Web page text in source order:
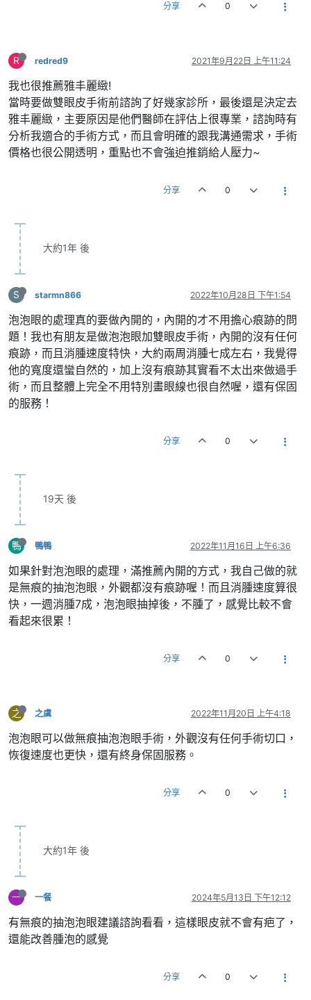
分享 0
R redred9 2021年9月22日 上午11:24
我也很推薦雅丰麗緻!
當時要做雙眼皮手術前諮詢了好幾家診所，最後還是決定去
雅丰麗緻，主要原因是他們醫師在評估上很專業，諮詢時有
分析我適合的手術方式，而且會明確的跟我溝通需求，手術
價格也很公開透明，重點也不會強迫推銷給人壓力~
分享 0
大約1年 後
S starmn866 2022年10月28日 下午1:54
泡泡眼的處理真的要做內開的，內開的才不用擔心痕跡的問
題！我也有朋友是做泡泡眼加雙眼皮手術，內開的沒有任何
痕跡，而且消腫速度特快，大約兩周消腫七成左右，我覺得
他的寬度還蠻自然的，加上沒有痕跡其實看不太出來做過手
術，而且整體上完全不用特別畫眼線也很自然喔，還有保固
的服務！
分享 0
19天 後
鴨 鴨鴨 2022年11月16日 上午6:36
如果針對泡泡眼的處理，滿推薦內開的方式，我自己做的就
是無痕的抽泡泡眼，外觀都沒有痕跡喔！而且消腫速度算很
快，一週消腫7成，泡泡眼抽掉後，不腫了，感覺比較不會
看起來很累！
分享 0
之 之虞 2022年11月20日 上午4:18
泡泡眼可以做無痕抽泡泡眼手術，外觀沒有任何手術切口，
恢復速度也更快，還有終身保固服務。
分享 0
大約1年 後
一 一餐 2024年5月13日 下午12:12
有無痕的抽泡泡眼建議諮詢看看，這樣眼皮就不會有疤了，
還能改善腫泡的感覺
分享 0